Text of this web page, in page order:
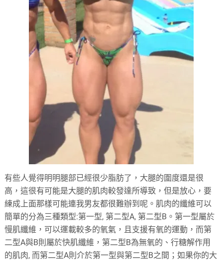
有些人覺得明明腿部已經很少脂肪了，大腿的圍度還是很
高，這很有可能是大腿的肌肉較發達所導致，但是放心，要
練成上面那樣可能連我男友都很難辦到呢。肌肉的纖維可以
簡單的分為三種類型:第一型, 第二型A, 第二型B。第一型屬於
慢肌纖維，可以運載較多的氧氣，且支援有氧的運動，而第
二型A與B則屬於快肌纖維，第二型B為無氧的、行糖解作用
的肌肉, 而第二型A則介於第一型與第二型B之間；如果你的大